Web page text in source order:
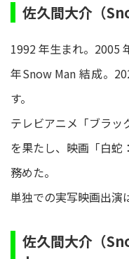
佐久間大介（
1992 年⽣まれ。2005
年Snow Man 結成。
す。
テレビアニメ「ブラッ
を果たし、映画「⽩蛇
務めた。
単独での実写映画出演
佐久間大介（